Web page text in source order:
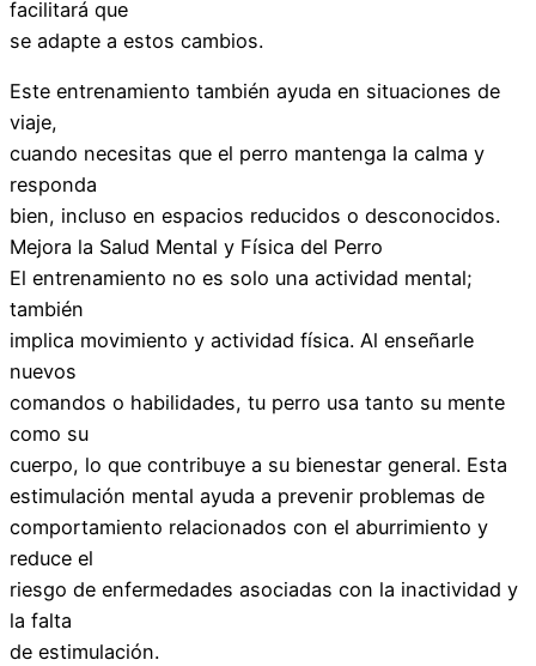
facilitará que
se adapte a estos cambios.
Este entrenamiento también ayuda en situaciones de
viaje,
cuando necesitas que el perro mantenga la calma y
responda
bien, incluso en espacios reducidos o desconocidos.
Mejora la Salud Mental y Física del Perro
El entrenamiento no es solo una actividad mental;
también
implica movimiento y actividad física. Al enseñarle
nuevos
comandos o habilidades, tu perro usa tanto su mente
como su
cuerpo, lo que contribuye a su bienestar general. Esta
estimulación mental ayuda a prevenir problemas de
comportamiento relacionados con el aburrimiento y
reduce el
riesgo de enfermedades asociadas con la inactividad y
la falta
de estimulación.